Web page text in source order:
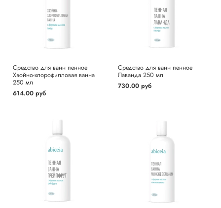
Средство для ванн пенное
Хвойно-хлорофилловая ванна
250 мл
614.00 руб
Средство для ванн пенное
Лаванда 250 мл
730.00 руб